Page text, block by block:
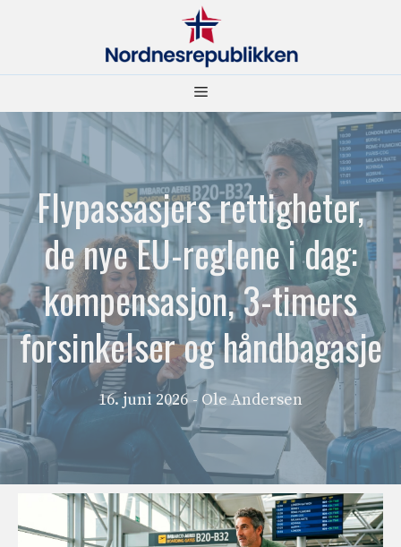
Meny
Flypassasjers rettigheter,
de nye EU-reglene i dag:
kompensasjon, 3-timers
forsinkelser og håndbagasje
16. juni 2026 - Ole Andersen